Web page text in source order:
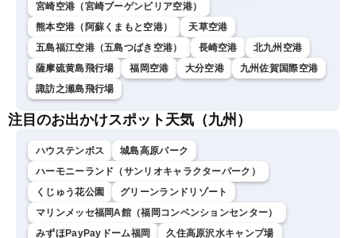
宮崎空港（宮崎ブーゲンビリア空港）
熊本空港（阿蘇くまもと空港）
天草空港
五島福江空港（五島つばき空港）
長崎空港
北九州空港
薩摩硫黄島飛行場
福岡空港 大分空港
九州佐賀国際空港
諏訪之瀬島飛行場
注目のお出かけスポット天気（九州）
ハウステンボス
城島高原パーク
ハーモニーランド（サンリオキャラクターパーク）
くじゅう花公園
グリーンランドリゾート
マリンメッセ福岡A館（福岡コンベンションセンター）
みずほPayPayドーム福岡
久住高原沢水キャンプ場